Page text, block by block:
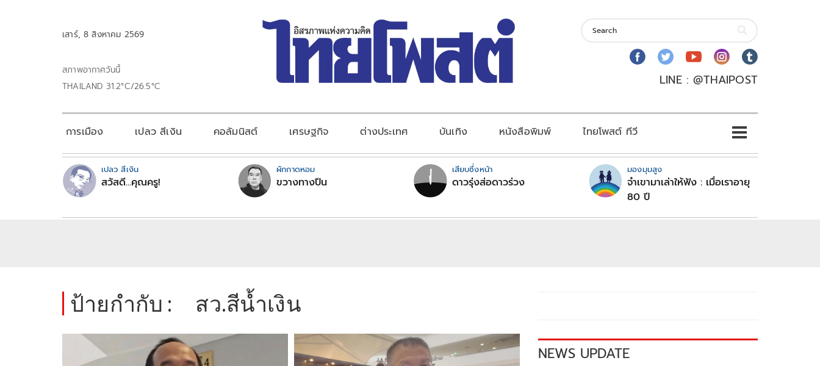
เสาร์, 8 สิงหาคม 2569
สภาพอากาศวันนี้
THAILAND 31.2°C/26.5°C
LINE : @THAIPOST
การเมือง เปลว สีเงิน คอลัมนิสต์ เศรษฐกิจ ต่างประเทศ บันเทิง หนังสือพิมพ์ ไทยโพสต์ ทีวี
เปลว สีเงิน
สวัสดี...คุณครู!
ผักกาดหอม
ขวางทางปืน
เสียบซึ่งหน้า
ดาวรุ่งส่อดาวร่วง
มองมุมสูง
จำเขามาเล่าให้ฟัง : เมื่อเราอายุ
80 ปี
ป้ายกำกับ : สว.สีน้ำเงิน
NEWS UPDATE